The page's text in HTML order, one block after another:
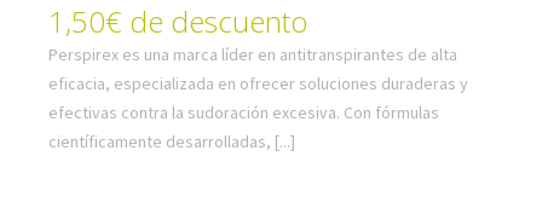
1,50€ de descuento
Perspirex es una marca líder en antitranspirantes de alta
eficacia, especializada en ofrecer soluciones duraderas y
efectivas contra la sudoración excesiva. Con fórmulas
científicamente desarrolladas, [...]